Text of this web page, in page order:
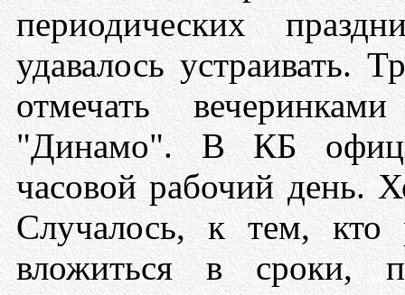
периодических
удавалось устраивать.
отмечать
"Динамо". В КБ
часовой рабочий день.
Случалось, к тем, кто
вложиться в сроки,